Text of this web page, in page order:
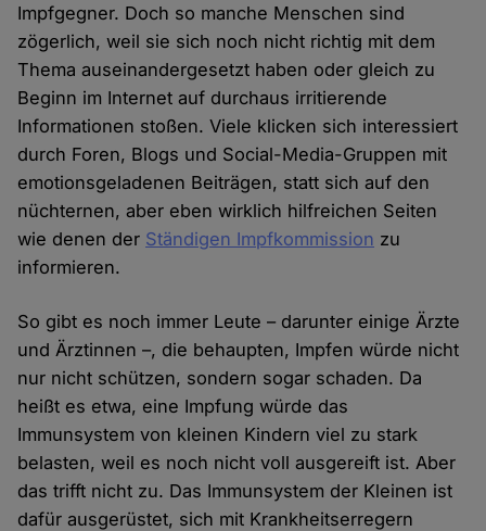
Impfgegner. Doch so manche Menschen sind
zögerlich, weil sie sich noch nicht richtig mit dem
Thema auseinandergesetzt haben oder gleich zu
Beginn im Internet auf durchaus irritierende
Informationen stoßen. Viele klicken sich interessiert
durch Foren, Blogs und Social-Media-Gruppen mit
emotionsgeladenen Beiträgen, statt sich auf den
nüchternen, aber eben wirklich hilfreichen Seiten
wie denen der Ständigen Impfkommission zu
informieren.
So gibt es noch immer Leute – darunter einige Ärzte
und Ärztinnen –, die behaupten, Impfen würde nicht
nur nicht schützen, sondern sogar schaden. Da
heißt es etwa, eine Impfung würde das
Immunsystem von kleinen Kindern viel zu stark
belasten, weil es noch nicht voll ausgereift ist. Aber
das trifft nicht zu. Das Immunsystem der Kleinen ist
dafür ausgerüstet, sich mit Krankheitserregern